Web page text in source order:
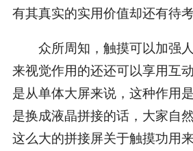
有其真实的实用价值却还有待考
众所周知，触摸可以加强
来视觉作用的还还可以享用互
是从单体大屏来说，这种作用
是换成液晶拼接的话，大家自
这么大的拼接屏关于触摸功用